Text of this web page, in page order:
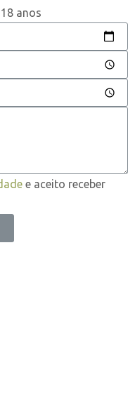
anos
e aceito receber